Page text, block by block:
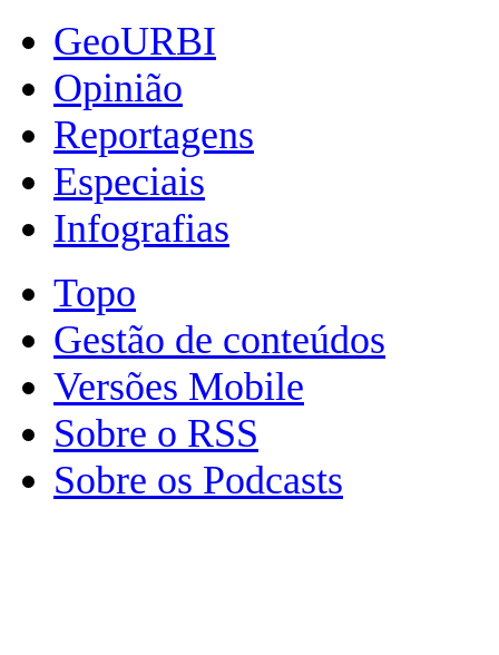
GeoURBI
Opinião
Reportagens
Especiais
Infografias
Topo
Gestão de conteúdos
Versões Mobile
Sobre o RSS
Sobre os Podcasts